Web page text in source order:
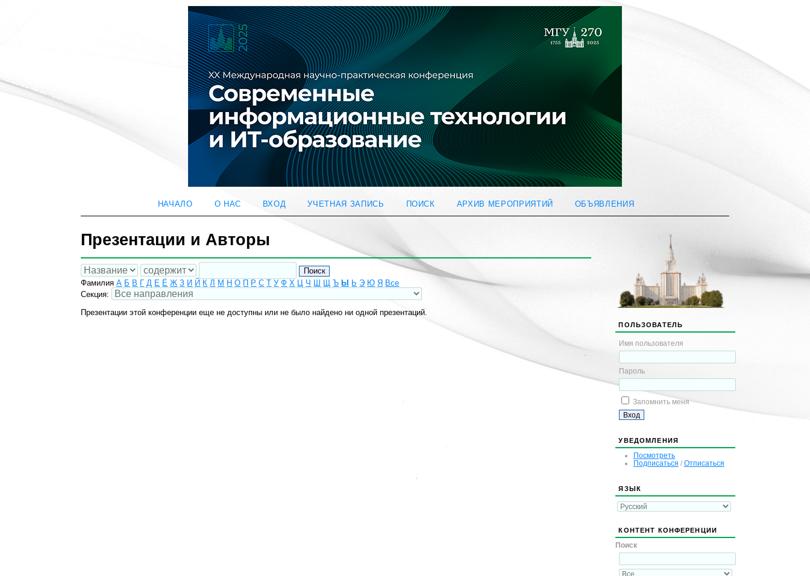
ПОЛЬЗОВАТЕЛЬ
Имя пользователя
Пароль
Запомнить меня
УВЕДОМЛЕНИЯ
Посмотреть
Подписаться / Отписаться
ЯЗЫК
КОНТЕНТ КОНФЕРЕНЦИИ
Поиск
НАЧАЛО О НАС ВХОД УЧЕТНАЯ ЗАПИСЬ ПОИСК АРХИВ МЕРОПРИЯТИЙ ОБЪЯВЛЕНИЯ
Презентации и Авторы
ФамилияА Б В Д Е Ё Ж З И Й К Л М Н О Р С У Ф Х Ц Ч Ш Щ Ъ Ы Ь Э Ю Я Все
Секция:
Презентации этой конференции еще не доступны или не было найдено ни одной презентаций.